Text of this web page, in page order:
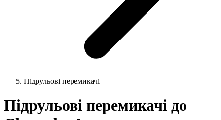
Підрульові перемикачі
Підрульові перемикачі до